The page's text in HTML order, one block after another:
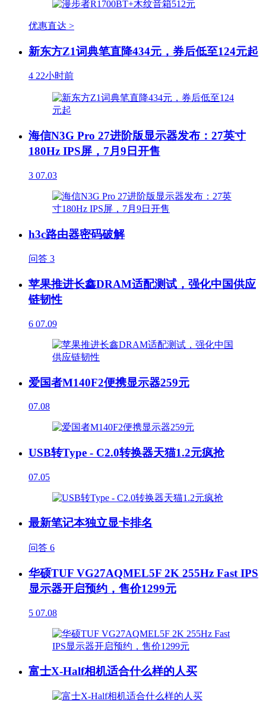
优惠直达 >
新东方Z1词典笔直降434元，券后低至124元起
4 22小时前
海信N3G Pro 27进阶版显示器发布：27英寸
180Hz IPS屏，7月9日开售
3 07.03
h3c路由器密码破解
问答 3
苹果推进长鑫DRAM适配测试，强化中国供应
链韧性
6 07.09
爱国者M140F2便携显示器259元
07.08
USB转Type - C2.0转换器天猫1.2元疯抢
07.05
最新笔记本独立显卡排名
问答 6
华硕TUF VG27AQMEL5F 2K 255Hz Fast IPS
显示器开启预约，售价1299元
5 07.08
富士X-Half相机适合什么样的人买